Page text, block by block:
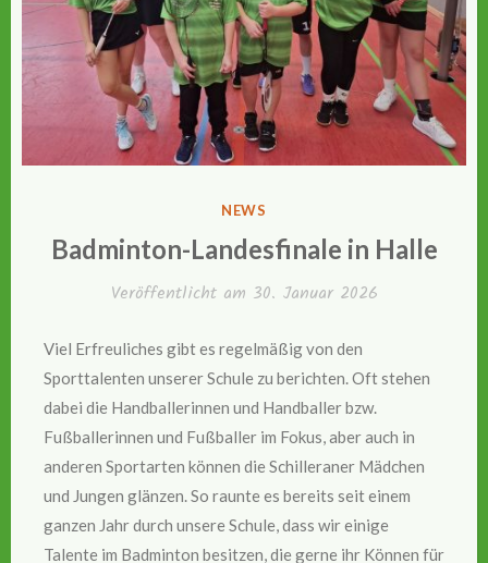
VERÖFFENTLICHT
NEWS
Badminton-Landesfinale in Halle
Veröffentlicht am 30. Januar 2026
Viel Erfreuliches gibt es regelmäßig von den
Sporttalenten unserer Schule zu berichten. Oft stehen
dabei die Handballerinnen und Handballer bzw.
Fußballerinnen und Fußballer im Fokus, aber auch in
anderen Sportarten können die Schilleraner Mädchen
und Jungen glänzen. So raunte es bereits seit einem
ganzen Jahr durch unsere Schule, dass wir einige
Talente im Badminton besitzen, die gerne ihr Können für